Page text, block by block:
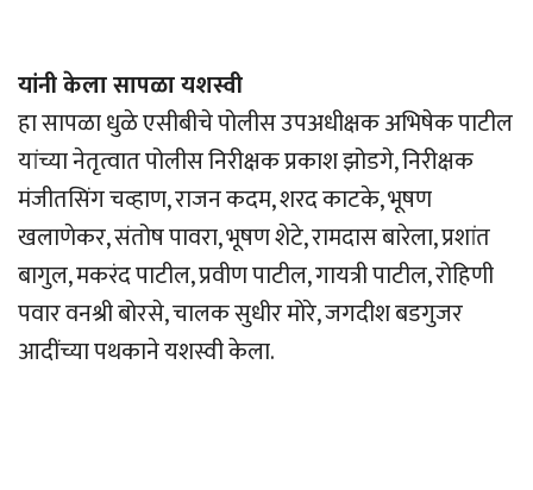
यांनी केला सापळा यशस्वी
हा सापळा धुळे एसीबीचे पोलीस उपअधीक्षक अभिषेक पाटील
यांच्या नेतृत्वात पोलीस निरीक्षक प्रकाश झोडगे, निरीक्षक
मंजीतसिंग चव्हाण, राजन कदम, शरद काटके, भूषण
खलाणेकर, संतोष पावरा, भूषण शेटे, रामदास बारेला, प्रशांत
बागुल, मकरंद पाटील, प्रवीण पाटील, गायत्री पाटील, रोहिणी
पवार वनश्री बोरसे, चालक सुधीर मोरे, जगदीश बडगुजर
आदींच्या पथकाने यशस्वी केला.